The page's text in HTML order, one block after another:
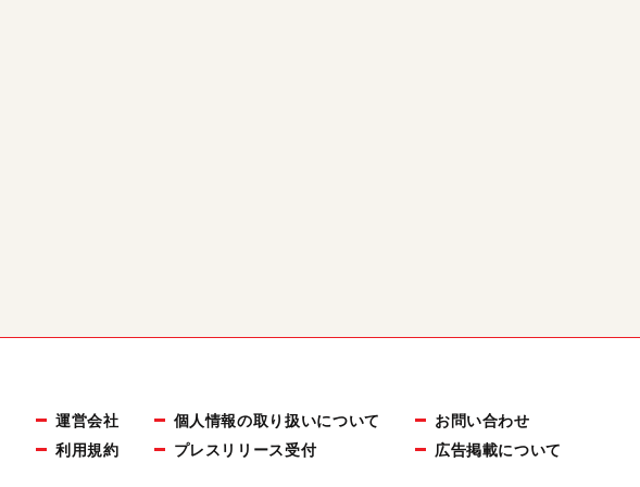
運営会社
利用規約
個人情報の取り扱いについて
プレスリリース受付
お問い合わせ
広告掲載について